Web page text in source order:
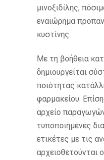
μινοξιδίλης,
εναιώρημα
κυστίνης.
Με τη βοήθεια
δημιουργείται
ποιότητας
φαρμακείου.
αρχείο
τυποποιημένες
ετικέτες με τις
αρχειοθετούνται